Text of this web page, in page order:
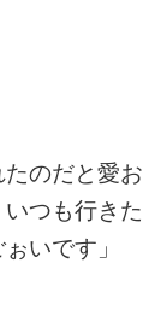
のだと愛お
つも行きた
いです」